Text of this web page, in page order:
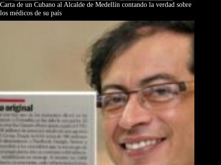
Carta de un Cubano al Alcalde de Medellín contando la verdad sobre
los médicos de su país